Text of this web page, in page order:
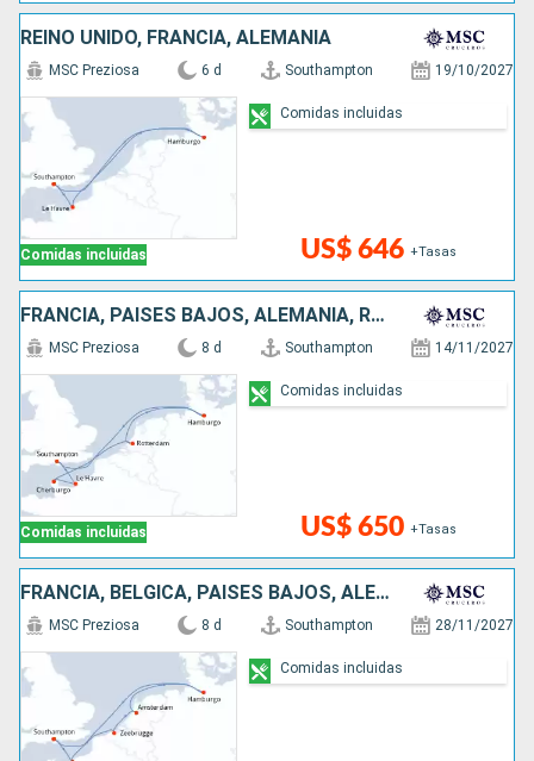
REINO UNIDO, FRANCIA, ALEMANIA
Comidas incluidas
MSC Preziosa 6 d Southampton 19/10/2027
US$ 646 +Tasas
Comidas incluidas
FRANCIA, PAISES BAJOS, ALEMANIA, REINO UNIDO
Comidas incluidas
MSC Preziosa 8 d Southampton 14/11/2027
US$ 650 +Tasas
Comidas incluidas
FRANCIA, BÉLGICA, PAISES BAJOS, ALEMANIA, REINO UNIDO
MSC Preziosa 8 d Southampton 28/11/2027
Comidas incluidas